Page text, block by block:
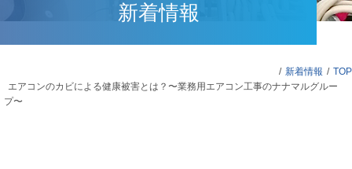
新着情報
TOP
新着情報
エアコンのカビによる健康被害とは？〜業務用エアコン工事のナナマルグルー
プ〜